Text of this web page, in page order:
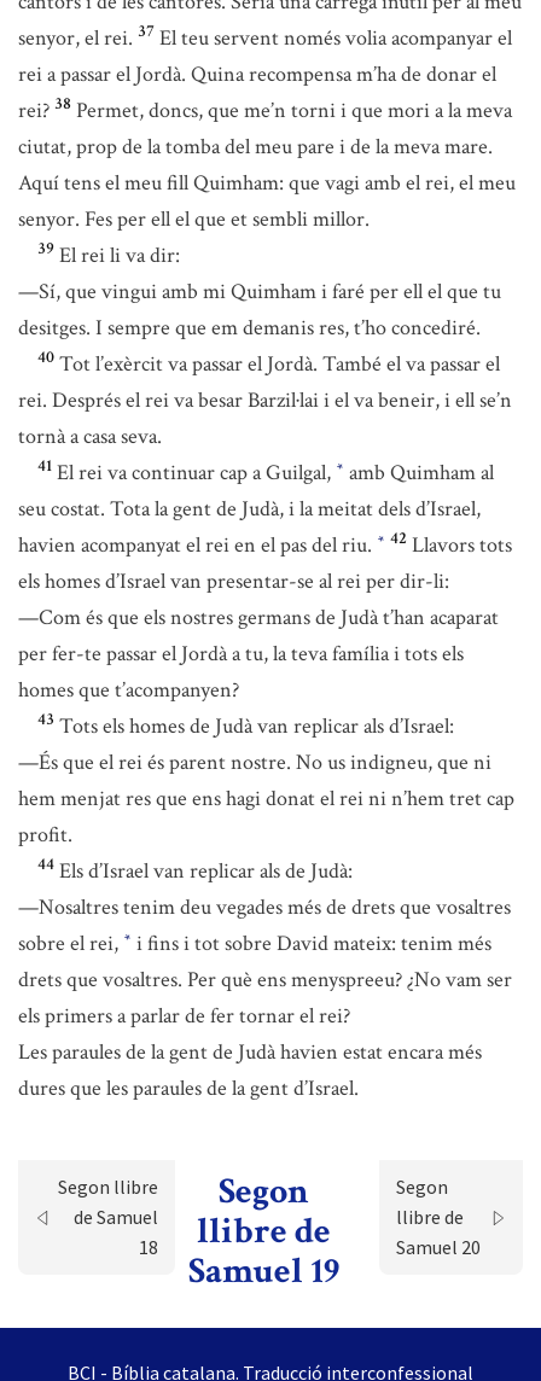
senyor, el rei. 37 El teu servent només volia acompanyar el
rei a passar el Jordà. Quina recompensa m’ha de donar el
rei? 38 Permet, doncs, que me’n torni i que mori a la meva
ciutat, prop de la tomba del meu pare i de la meva mare.
Aquí tens el meu fill Quimham: que vagi amb el rei, el meu
senyor. Fes per ell el que et sembli millor.
39 El rei li va dir:
—Sí, que vingui amb mi Quimham i faré per ell el que tu
desitges. I sempre que em demanis res, t’ho concediré.
40 Tot l’exèrcit va passar el Jordà. També el va passar el
rei. Després el rei va besar Barzil·lai i el va beneir, i ell se’n
tornà a casa seva.
41 El rei va continuar cap a Guilgal, * amb Quimham al
seu costat. Tota la gent de Judà, i la meitat dels d’Israel,
havien acompanyat el rei en el pas del riu. * 42 Llavors tots
els homes d’Israel van presentar-se al rei per dir-li:
—Com és que els nostres germans de Judà t’han acaparat
per fer-te passar el Jordà a tu, la teva família i tots els
homes que t’acompanyen?
43 Tots els homes de Judà van replicar als d’Israel:
—És que el rei és parent nostre. No us indigneu, que ni
hem menjat res que ens hagi donat el rei ni n’hem tret cap
profit.
44 Els d’Israel van replicar als de Judà:
—Nosaltres tenim deu vegades més de drets que vosaltres
sobre el rei, * i fins i tot sobre David mateix: tenim més
drets que vosaltres. Per què ens menyspreeu? ¿No vam ser
els primers a parlar de fer tornar el rei?
Les paraules de la gent de Judà havien estat encara més
dures que les paraules de la gent d’Israel.
Segon llibre
de Samuel
18
Segon
llibre de
Samuel 19
Segon
llibre de
Samuel 20
BCI - Bíblia catalana. Traducció interconfessional